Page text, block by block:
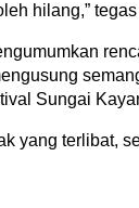
hilang,”
Sungai
yang terlibat,